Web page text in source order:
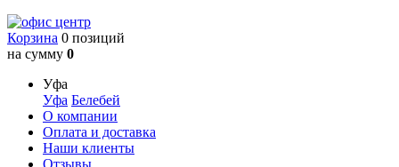
Корзина 0 позиций
на сумму 0
Уфа
Уфа Белебей
О компании
Оплата и доставка
Наши клиенты
Отзывы